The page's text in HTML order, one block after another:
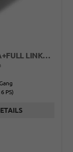
FR MAX ACC+KAMERA+SHZ+KLIMA+FULL LINK+PDC+LED+16" ALU+KESSY
PS)